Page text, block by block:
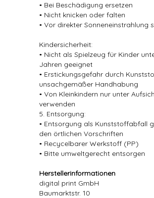
• Bei Beschädigung ersetzen
• Nicht knicken oder falten
• Vor direkter Sonneneinstrahlung
Kindersicherheit:
• Nicht als Spielzeug für Kinder
Jahren geeignet
• Erstickungsgefahr durch
unsachgemäßer Handhabung
• Von Kleinkindern nur unter
verwenden
5. Entsorgung:
• Entsorgung als Kunststoffabfall
den örtlichen Vorschriften
• Recycelbarer Werkstoff (PP)
• Bitte umweltgerecht entsorgen
Herstellerinformationen
digital print GmbH
Baumarktstr. 10